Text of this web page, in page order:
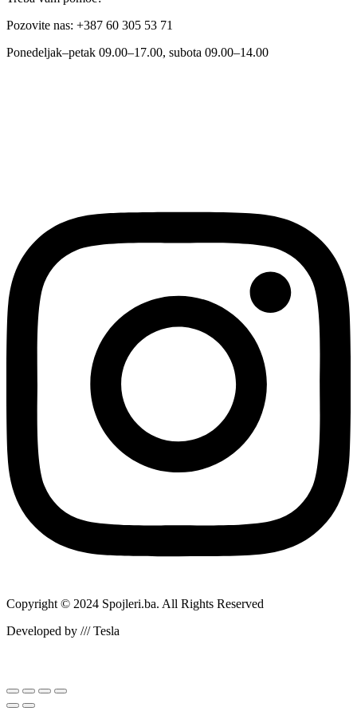
Pozovite nas: +387 60 305 53 71
Ponedeljak–petak 09.00–17.00, subota 09.00–14.00
Copyright © 2024 Spojleri.ba. All Rights Reserved
Developed by /// Tesla